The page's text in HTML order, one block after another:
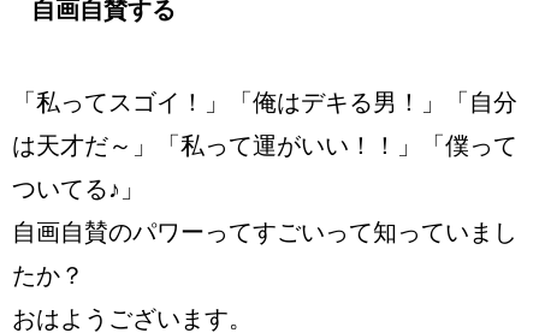
自画自賛する
「私ってスゴイ！」「俺はデキる男！」「自分
は天才だ～」「私って運がいい！！」「僕って
ついてる♪」
自画自賛のパワーってすごいって知っていまし
たか？
おはようございます。